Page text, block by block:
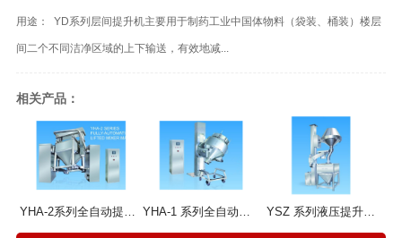
用途： YD系列层间提升机主要用于制药工业中国体物料（袋装、桶装）楼层
间二个不同洁净区域的上下输送，有效地减...
相关产品：
YSZ 系列液压提升整粒机